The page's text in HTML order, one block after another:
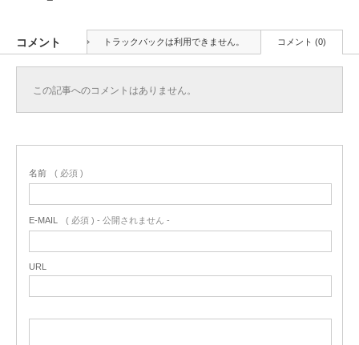
コメント トラックバックは利用できません。 コメント (0)
この記事へのコメントはありません。
名前 ( 必須 )
E-MAIL ( 必須 ) - 公開されません -
URL